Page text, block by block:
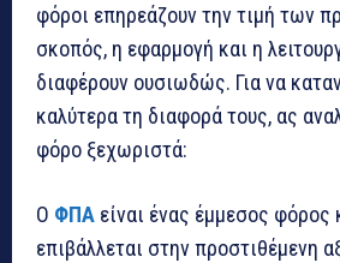
φόροι επηρεάζουν την τιμή των
σκοπός, η εφαρμογή και η
διαφέρουν ουσιωδώς. Για να
καλύτερα τη διαφορά τους, ας
φόρο ξεχωριστά:
Ο ΦΠΑ είναι ένας έμμεσος
επιβάλλεται στην προστιθέμενη